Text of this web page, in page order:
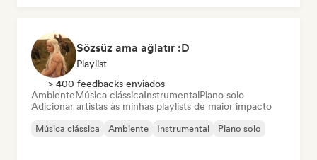
Sözsüz ama ağlatır :D
Playlist
> 400 feedbacks enviados
AmbienteMúsica clássicaInstrumentalPiano solo
Adicionar artistas às minhas playlists de maior impacto
Música clássica Ambiente Instrumental Piano solo